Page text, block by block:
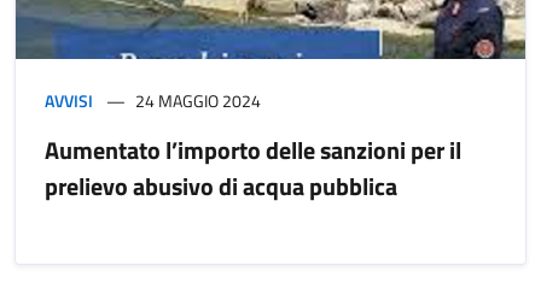
AVVISI 24 MAGGIO 2024
Aumentato l’importo delle sanzioni per il
prelievo abusivo di acqua pubblica